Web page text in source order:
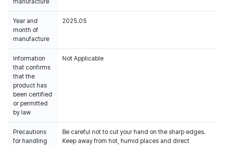
manufacture
Year and
month of
manufacture
2025.05
Information
that confirms
that the
product has
been certified
or permitted
by law
Not Applicable
Precautions
for handling
Be careful not to cut your hand on the sharp edges.
Keep away from hot, humid places and direct